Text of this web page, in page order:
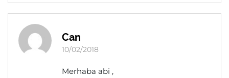
Can
10/02/2018
Merhaba abi ,